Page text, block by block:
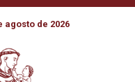
agosto de 2026